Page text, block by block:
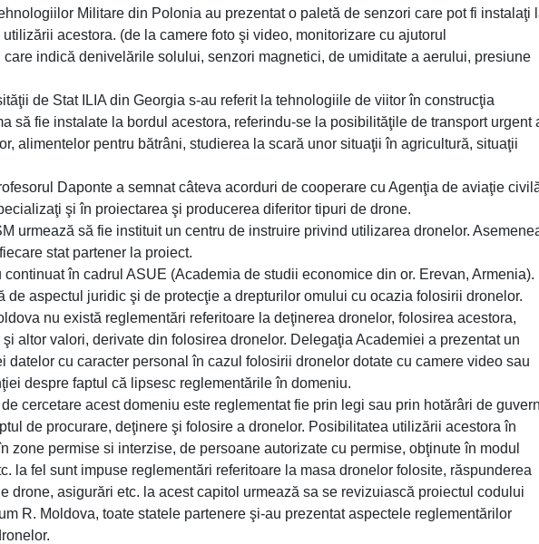
Militare din Polonia au prezentat o paletă de senzori care pot fi instalaţi
acestora. (de la camere foto şi video, monitorizare cu ajutorul
indică denivelările solului, senzori magnetici, de umiditate a aerului, presiune
de Stat ILIA din Georgia s-au referit la tehnologiile de viitor în construcţia
să fie instalate la bordul acestora, referindu-se la posibilităţile de transport urgent
alimentelor pentru bătrâni, studierea la scară unor situaţii în agricultură, situaţii
Daponte a semnat câteva acorduri de cooperare cu Agenţia de aviaţie
şi în proiectarea şi producerea diferitor tipuri de drone.
urmează să fie instituit un centru de instruire privind utilizarea dronelor.
stat partener la proiect.
în cadrul ASUE (Academia de studii economice din or. Erevan, Armenia).
de aspectul juridic şi de protecţie a drepturilor omului cu ocazia folosirii dronelor.
nu există reglementări referitoare la deţinerea dronelor, folosirea acestora,
altor valori, derivate din folosirea dronelor. Delegaţia Academiei a prezentat un
datelor cu caracter personal în cazul folosirii dronelor dotate cu camere video sau
despre faptul că lipsesc reglementările în domeniu.
cercetare acest domeniu este reglementat fie prin legi sau prin hotărâri de
de procurare, deţinere şi folosire a dronelor. Posibilitatea utilizării acestora în
zone permise si interzise, de persoane autorizate cu permise, obţinute în modul
la fel sunt impuse reglementări referitoare la masa dronelor folosite, răspunderea
drone, asigurări etc. la acest capitol urmează sa se revizuiască proiectul codului
R. Moldova, toate statele partenere şi-au prezentat aspectele reglementărilor